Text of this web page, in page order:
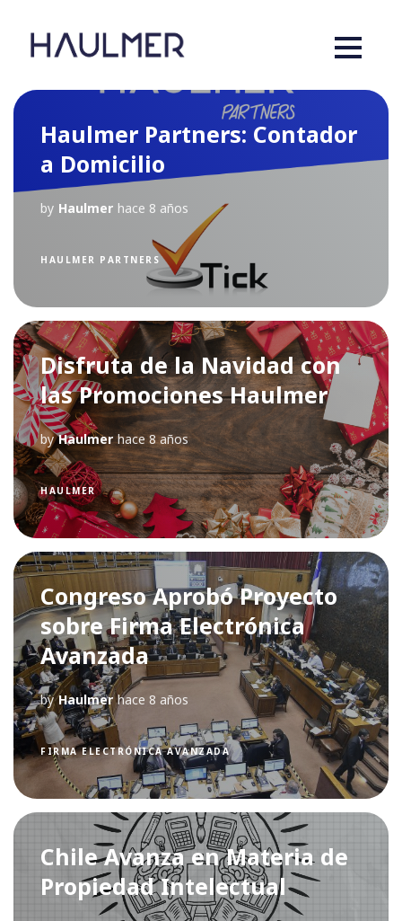
Haulmer Partners: Contador
a Domicilio
by Haulmer hace 8 años
HAULMER PARTNERS
Disfruta de la Navidad con
las Promociones Haulmer
by Haulmer hace 8 años
HAULMER
Congreso Aprobó Proyecto
sobre Firma Electrónica
Avanzada
by Haulmer hace 8 años
FIRMA ELECTRÓNICA AVANZADA
Chile Avanza en Materia de
Propiedad Intelectual